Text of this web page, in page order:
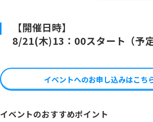
【開催日時】
8/21(木)13：00スタート（予定
イベントへのお申し込みはこち
イベントのおすすめポイント